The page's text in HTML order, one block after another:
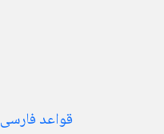
قواعد فارسی